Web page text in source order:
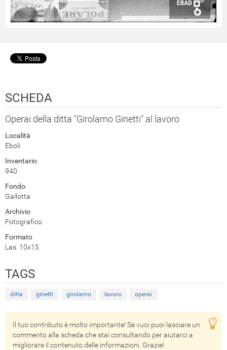
SCHEDA
Operai della ditta "Girolamo Ginetti" al lavoro
Località
Eboli
Inventario
940
Fondo
Gallotta
Archivio
Fotografico
Formato
Las. 10x15
TAGS
ditta ginetti girolamo lavoro operai
Il tuo contributo è molto importante! Se vuoi puoi lasciare un
commento alla scheda che stai consultando per aiutarci a
migliorare il contenuto delle informazioni. Grazie!